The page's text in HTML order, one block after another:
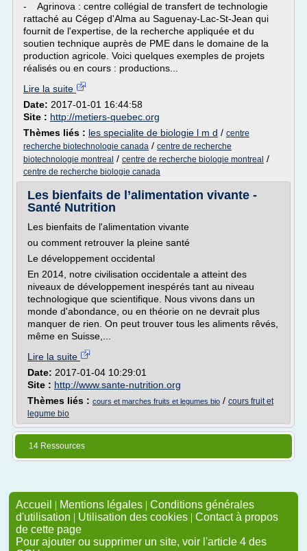
- Agrinova : centre collégial de transfert de technologie
rattaché au Cégep d'Alma au Saguenay-Lac-St-Jean qui
fournit de l'expertise, de la recherche appliquée et du
soutien technique auprès de PME dans le domaine de la
production agricole. Voici quelques exemples de projets
réalisés ou en cours : productions...
Lire la suite
Date: 2017-01-01 16:44:58
Site : http://metiers-quebec.org
Thèmes liés : les specialite de biologie l m d / centre
recherche biotechnologie canada / centre de recherche
biotechnologie montreal / centre de recherche biologie montreal /
centre de recherche biologie canada
Les bienfaits de l’alimentation vivante -
Santé Nutrition
Les bienfaits de l'alimentation vivante
ou comment retrouver la pleine santé
Le développement occidental
En 2014, notre civilisation occidentale a atteint des
niveaux de développement inespérés tant au niveau
technologique que scientifique. Nous vivons dans un
monde d'abondance, ou en théorie on ne devrait plus
manquer de rien. On peut trouver tous les aliments rêvés,
même en Suisse,...
Lire la suite
Date: 2017-01-04 10:29:01
Site : http://www.sante-nutrition.org
Thèmes liés : cours et marches fruits et legumes bio / cours fruit et
legume bio
14 Ressources
Accueil | Mentions légales | Conditions générales
d'utilisation | Utilisation des cookies | Contact à propos
de cette page
Pour ajouter ou supprimer un site, voir l'article 4 des